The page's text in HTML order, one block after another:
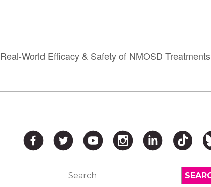
Real-World Efficacy & Safety of NMOSD Treatments